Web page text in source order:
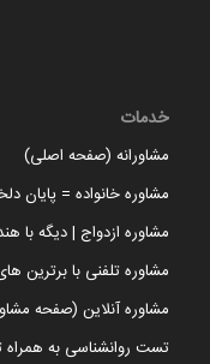
خدمات
مشاورانه (صفحه اصلی)
مشاوره خانواده = پایان
مشاوره ازدواج | دیگه با
مشاوره تلفنی با برترین
مشاوره آنلاین (صفحه
تست روانشناسی به همراه